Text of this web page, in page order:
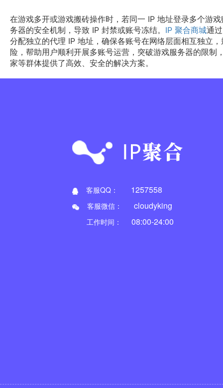
在游戏多开或游戏搬砖操作时，若同一 IP 地址登录多个游
务器的安全机制，导致 IP 封禁或账号冻结。 IP 聚合商城通
分配独立的代理 IP 地址，确保各账号在网络层面相互独立
险，帮助用户顺利开展多账号运营，突破游戏服务器的限制
家等群体提供了高效、安全的解决方案。
客服QQ： 1257558
客服微信： cloudyking
工作时间： 08:00-24:00